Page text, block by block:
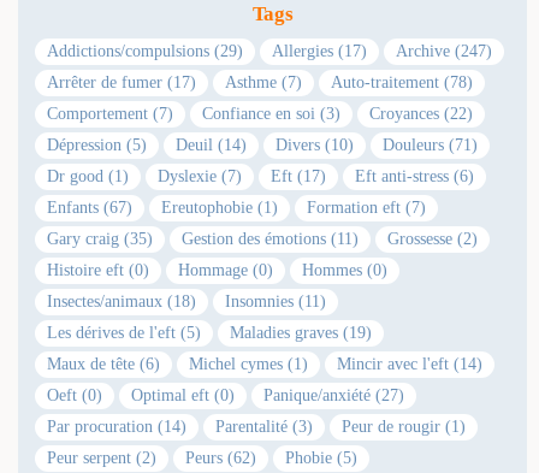
Tags
Addictions/compulsions (29) Allergies (17)
Archive (247)
Arrêter de fumer (17)
Asthme (7)
Auto-traitement (78)
Comportement (7)
Confiance en soi (3)
Croyances (22)
Dépression (5)
Deuil (14) Divers (10)
Douleurs (71)
Dr good (1)
Dyslexie (7) Eft (17)
Eft anti-stress (6)
Enfants (67)
Ereutophobie (1)
Formation eft (7)
Gary craig (35)
Gestion des émotions (11)
Grossesse (2)
Histoire eft (0)
Hommage (0)
Hommes (0)
Insectes/animaux (18)
Insomnies (11)
Les dérives de l'eft (5)
Maladies graves (19)
Maux de tête (6)
Michel cymes (1)
Mincir avec l'eft (14)
Oeft (0)
Optimal eft (0)
Panique/anxiété (27)
Par procuration (14)
Parentalité (3)
Peur de rougir (1)
Peur serpent (2)
Peurs (62)
Phobie (5)